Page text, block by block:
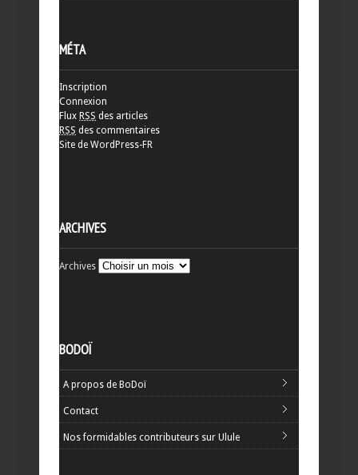
MÉTA
Inscription
Connexion
Flux RSS des articles
RSS des commentaires
Site de WordPress-FR
ARCHIVES
Archives
BODOÏ
A propos de BoDoï
Contact
Nos formidables contributeurs sur Ulule